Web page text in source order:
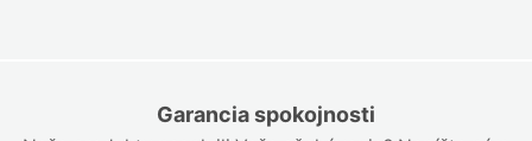
Garancia spokojnosti